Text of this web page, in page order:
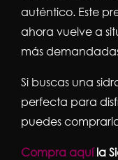
auténtico. Este
ahora vuelve a
más
Si buscas una
perfecta para
puedes
Compra aquíla